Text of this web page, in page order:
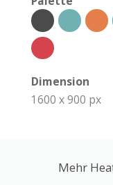
Dimension
1600 x 900 px
Mehr